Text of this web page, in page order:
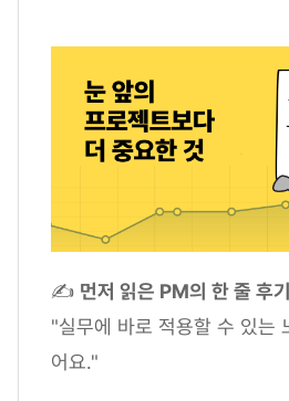
✍ 먼저 읽은 PM의 한 줄 후기
"실무에 바로 적용할 수 있는
어요."